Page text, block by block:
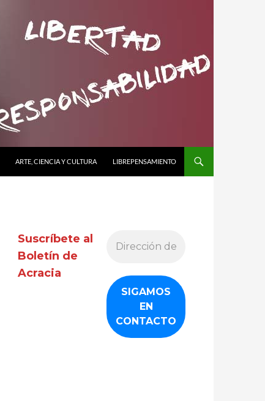
ARTE, CIENCIA Y CULTURA LIBREPENSAMIENTO
Suscríbete al
Boletín de
Acracia